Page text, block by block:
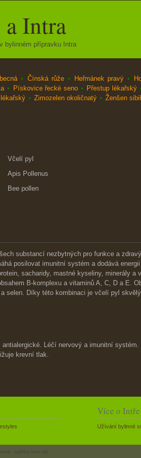
Intra
bylinném přípravku Intra
• Čínská růže • Heřmánek pravý •
• Pískovice řecké seno • Přestup lékařský
• Zimozelen okoličnatý • Ženšen
Včelí pyl
Apis Pollenus
Bee pollen
substancí nezbytných pro funkce a
posilovat imunitní systém a dodává
sacharidy, mastné kyseliny, minerály a
B-komplexu a vitaminů A, C, D a E.
selen. Díky této kombinaci je včelí pyl
Léčí nervový a imunitní systém.
krevní tlak.
Více o Intře
Užívání bylinné
- bylinky-intra.net